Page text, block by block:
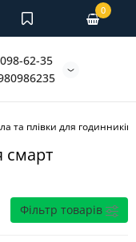
62-35
0
та плівки для годинників
смарт
Фільтр товарів